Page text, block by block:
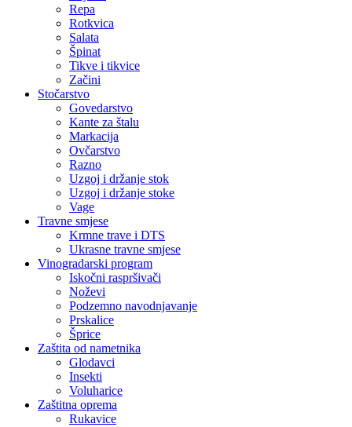
Repa
Rotkvica
Salata
Špinat
Tikve i tikvice
Začini
Stočarstvo
Govedarstvo
Kante za štalu
Markacija
Ovčarstvo
Razno
Uzgoj i držanje stok
Uzgoj i držanje stoke
Vage
Travne smjese
Krmne trave i DTS
Ukrasne travne smjese
Vinogradarski program
Iskočni raspršivači
Noževi
Podzemno navodnjavanje
Prskalice
Šprice
Zaštita od nametnika
Glodavci
Insekti
Voluharice
Zaštitna oprema
Rukavice